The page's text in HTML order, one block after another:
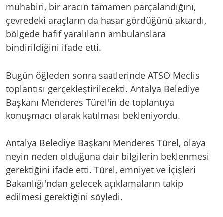
muhabiri, bir aracın tamamen parçalandığını,
çevredeki araçların da hasar gördüğünü aktardı,
bölgede hafif yaralıların ambulanslara
bindirildiğini ifade etti.
Bugün öğleden sonra saatlerinde ATSO Meclis
toplantısı gerçekleştirilecekti. Antalya Belediye
Başkanı Menderes Türel'in de toplantıya
konuşmacı olarak katılması bekleniyordu.
Antalya Belediye Başkanı Menderes Türel, olaya
neyin neden olduğuna dair bilgilerin beklenmesi
gerektiğini ifade etti. Türel, emniyet ve İçişleri
Bakanlığı'ndan gelecek açıklamaların takip
edilmesi gerektiğini söyledi.